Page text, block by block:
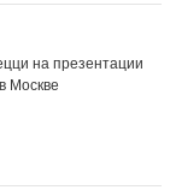
на презентации
Москве